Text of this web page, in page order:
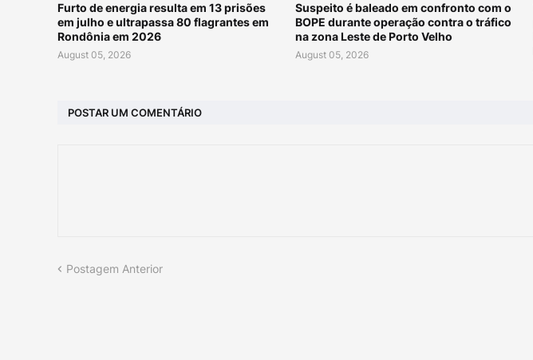
Furto de energia resulta em 13 prisões
em julho e ultrapassa 80 flagrantes em
Rondônia em 2026
August 05, 2026
Suspeito é baleado em confronto com o
BOPE durante operação contra o tráfico
na zona Leste de Porto Velho
August 05, 2026
POSTAR UM COMENTÁRIO
Postagem Anterior